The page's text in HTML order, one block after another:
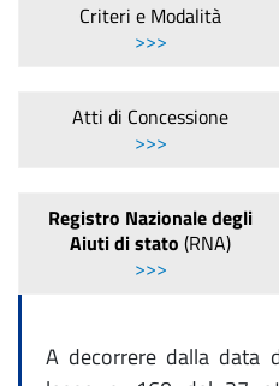
Criteri e Modalità
>>>
Atti di Concessione
>>>
Registro Nazionale degli
Aiuti di stato (RNA)
>>>
A decorrere dalla data